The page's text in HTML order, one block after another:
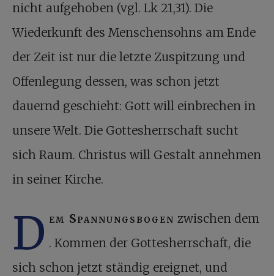
nicht aufgehoben (vgl. Lk 21,31). Die
Wiederkunft des Menschensohns am Ende
der Zeit ist nur die letzte Zuspitzung und
Offenlegung dessen, was schon jetzt
dauernd geschieht: Gott will einbrechen in
unsere Welt. Die Gottesherrschaft sucht
sich Raum. Christus will Gestalt annehmen
in seiner Kirche.
D em Spannungsbogen zwischen dem
. Kommen der Gottesherrschaft, die
sich schon jetzt ständig ereignet, und